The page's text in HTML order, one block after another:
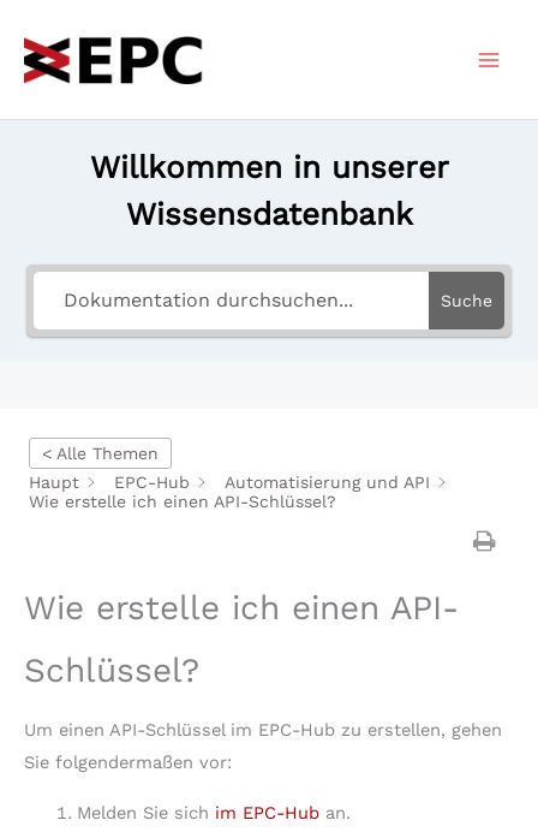
Inhalt
springen
Willkommen in unserer
Wissensdatenbank
Suche
< Alle Themen
Haupt
EPC-Hub
Automatisierung und API
Wie erstelle ich einen API-Schlüssel?
Wie erstelle ich einen API-
Schlüssel?
Um einen API-Schlüssel im EPC-Hub zu erstellen, gehen
Sie folgendermaßen vor:
Melden Sie sich im EPC-Huban.